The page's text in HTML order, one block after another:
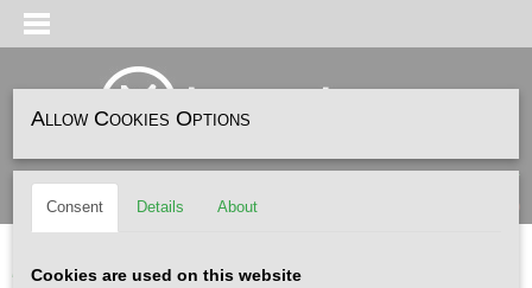
Log in Register SHOPPING CART
(0)
Home>HEADWEAR>CAPS>BOOMBOXX Vintage Cap Stone
Allow Cookies Options
Consent Details About
Cookies are used on this website